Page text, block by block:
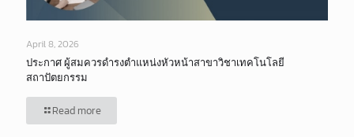
April 8, 2026
ประกาศ ผู้สมควรดำรงตำแหน่งหัวหน้าสาขาวิชาเทคโนโลยี
สถาปัตยกรรม
Read more